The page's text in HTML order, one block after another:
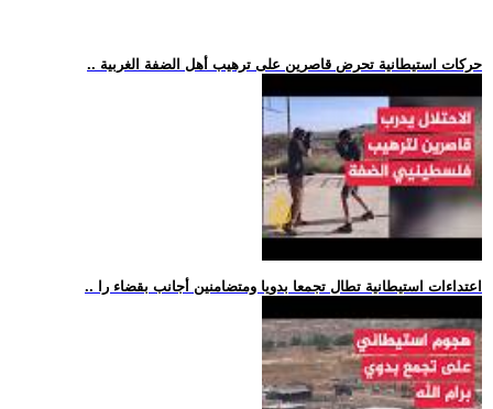
.. حركات استيطانية تحرض قاصرين على ترهيب أهل الضفة الغربية
.. اعتداءات استيطانية تطال تجمعا بدويا ومتضامنين أجانب بقضاء را